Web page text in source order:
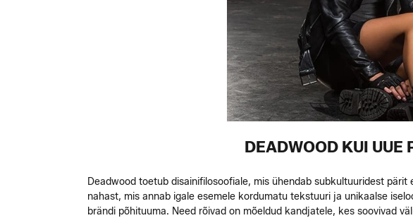
DEADWOOD KUI UUE
Deadwood toetub disainifilosoofiale, mis ühendab subkultuuridest
nahast, mis annab igale esemele kordumatu tekstuuri ja unikaalse
brändi põhituuma. Need rõivad on mõeldud kandjatele, kes soovivad